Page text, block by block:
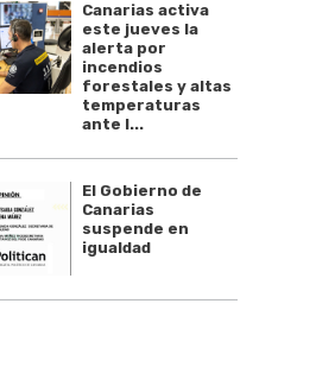
Canarias activa
este jueves la
alerta por
incendios
forestales y altas
temperaturas
ante l...
El Gobierno de
Canarias
suspende en
igualdad